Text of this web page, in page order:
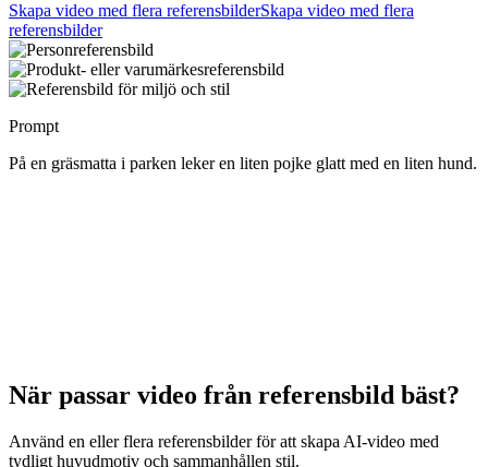
Skapa video med flera referensbilderSkapa video med flera
referensbilder
Prompt
På en gräsmatta i parken leker en liten pojke glatt med en liten hund.
När passar video från referensbild bäst?
Använd en eller flera referensbilder för att skapa AI-video med
tydligt huvudmotiv och sammanhållen stil.